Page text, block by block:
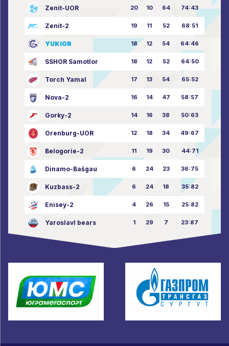
Zenit-UOR 20 10 64 74:43
Zenit-2 19 11 52 68:51
YUKIOR 18 12 54 64:46
SSHOR Samotlor 18 12 52 64:50
Torch Yamal 17 13 54 65:52
Nova-2 16 14 47 58:57
Gorky-2 14 16 38 50:63
Orenburg-UOR 12 18 34 49:67
Belogorie-2 11 19 30 44:71
Dinamo-Bašgau 6 24 23 36:75
Kuzbass-2 6 24 18 35:82
Enisey-2 4 26 15 25:82
Yaroslavl bears 1 29 7 23:87